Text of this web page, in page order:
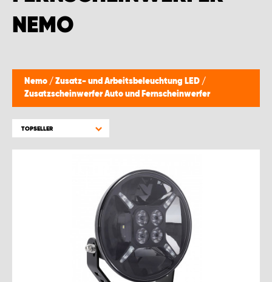
NEMO
Nemo / Zusatz- und Arbeitsbeleuchtung LED /
Zusatzscheinwerfer Auto und Fernscheinwerfer
TOPSELLER